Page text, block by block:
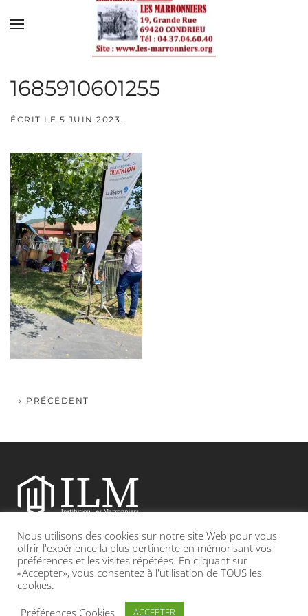
Skip to main content
1685910601255
ÉCRIT LE 5 JUIN 2023.
« PRÉCÉDENT
Etablissement catholique sous contrat d’association avec l’Etat
Adresse : 19, Grande rue 69420 CONDRIEU
INFOS LÉGALES POLITIQUE DE CONFIDENTIALITÉ
Nous utilisons des cookies sur notre site Web pour vous
offrir l'expérience la plus pertinente en mémorisant vos
préférences et les visites répétées. En cliquant sur
«Accepter», vous consentez à l'utilisation de TOUS les
cookies.
Préférences Cookies
ACCEPTER